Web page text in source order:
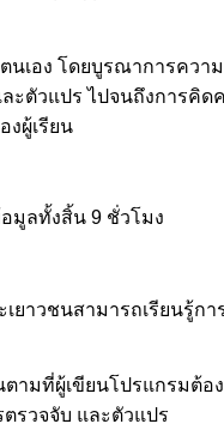
ตนเอง โดยบูรณาการคว
ะตัวแปร ไปจนถึงการคิ
งผู้เรียน
มูลทั้งสิ้น 9 ชั่วโมง
ยาวชนสามารถเรียนรู้กา
ามที่ผู้เขียนโปรแกรมต้อ
รวจจับ และตัวแปร